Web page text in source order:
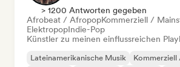
> 1200 Antworten gegeben
Afrobeat / AfropopKommerziell /
ElektropopIndie-Pop
Künstler zu meinen einflussreichen
Lateinamerikanische Musik